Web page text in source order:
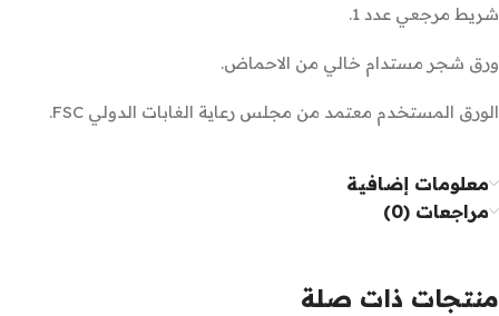
شريط مرجعي عدد 1.
ورق شجر مستدام خالي من الاحماض.
الورق المستخدم معتمد من مجلس رعاية الغابات الدولي FSC.
معلومات إضافية
مراجعات (0)
منتجات ذات صلة